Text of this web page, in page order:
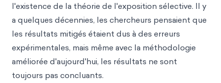
l'existence de la théorie de l'exposition sélective. Il y
a quelques décennies, les chercheurs pensaient que
les résultats mitigés étaient dus à des erreurs
expérimentales, mais même avec la méthodologie
améliorée d'aujourd'hui, les résultats ne sont
toujours pas concluants.